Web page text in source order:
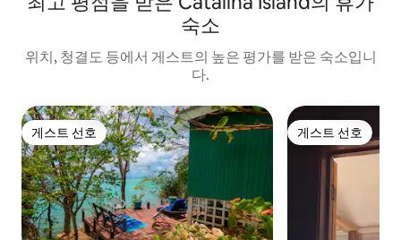
숙소
위치, 청결도 등에서 게스트의 높은 평가를 받은 숙소입니
다.
게스트 선호
게스트 선호 게스트 선호
게스트 선호